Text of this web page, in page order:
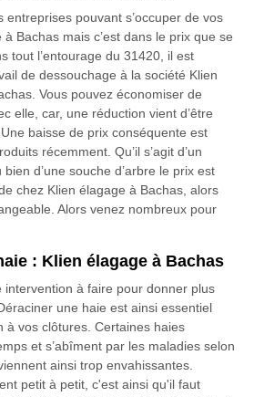
entreprises pouvant s’occuper de vos
Bachas mais c’est dans le prix que se
tout l’entourage du 31420, il est
de dessouchage à la société Klien
Vous pouvez économiser de
elle, car, une réduction vient d’être
baisse de prix conséquente est
récemment. Qu’il s’agit d’un
d’une souche d’arbre le prix est
chez Klien élagage à Bachas, alors
Alors venez nombreux pour
: Klien élagage à Bachas
intervention à faire pour donner plus
une haie est ainsi essentiel
à vos clôtures. Certaines haies
et s’abîment par les maladies selon
ainsi trop envahissantes.
petit à petit, c'est ainsi qu'il faut